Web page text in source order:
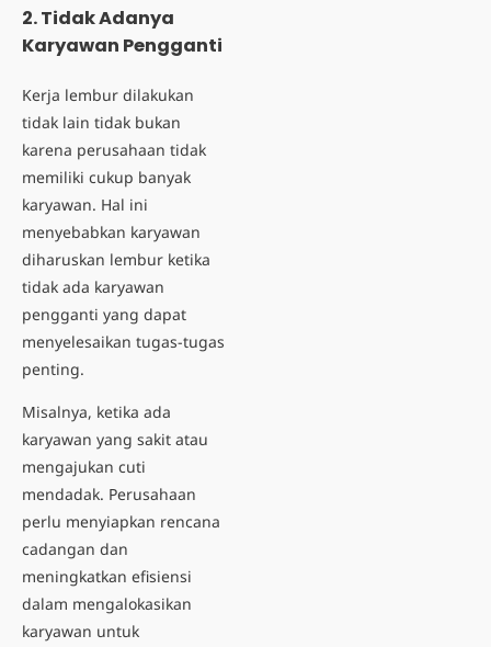
2. Tidak Adanya
Karyawan Pengganti
Kerja lembur dilakukan
tidak lain tidak bukan
karena perusahaan tidak
memiliki cukup banyak
karyawan. Hal ini
menyebabkan karyawan
diharuskan lembur ketika
tidak ada karyawan
pengganti yang dapat
menyelesaikan tugas-tugas
penting.
Misalnya, ketika ada
karyawan yang sakit atau
mengajukan cuti
mendadak. Perusahaan
perlu menyiapkan rencana
cadangan dan
meningkatkan efisiensi
dalam mengalokasikan
karyawan untuk